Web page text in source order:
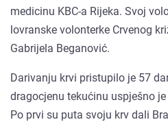
medicinu KBC-a Rijeka. Svoj
lovranske volonterke Crvenog
Gabrijela Beganović.
Darivanju krvi pristupilo je 57
dragocjenu tekućinu uspješno
Po prvi su puta svoju krv dali